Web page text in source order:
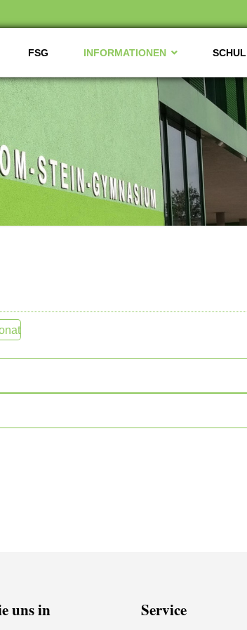
FSG INFORMATIONEN
uns in Service